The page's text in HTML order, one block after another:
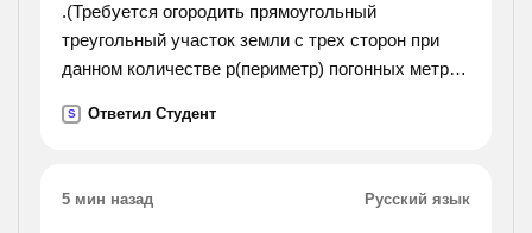
.(Требуется огородить прямоугольный
треугольный участок земли с трех сторон при
данном количестве p(периметр) погонных метров
его площадь будет наибольшей, если четвертая
S Ответил Студент
5 мин назад Русский язык